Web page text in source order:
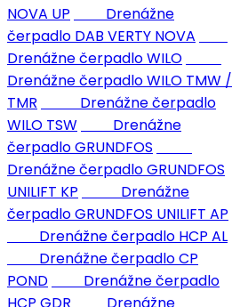
NOVA UP
Drenážne
čerpadlo DAB VERTY NOVA
Drenážne čerpadlo WILO
Drenážne čerpadlo WILO TMW /
TMR
Drenážne čerpadlo
WILO TSW
Drenážne
čerpadlo GRUNDFOS
Drenážne čerpadlo GRUNDFOS
UNILIFT KP
Drenážne
čerpadlo GRUNDFOS UNILIFT AP
Drenážne čerpadlo HCP AL
Drenážne čerpadlo CP
POND
Drenážne čerpadlo